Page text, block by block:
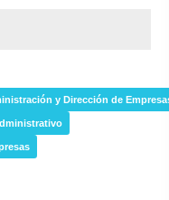
y Dirección de